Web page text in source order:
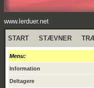
www.lerduer.net
START STÆVNER
Menu:
Information
Deltagere